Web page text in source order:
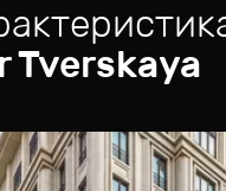
Tverskaya